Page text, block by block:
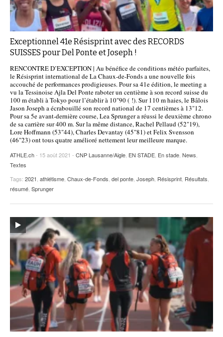
Exceptionnel 41e Résisprint avec des RECORDS
SUISSES pour Del Ponte et Joseph !
RENCONTRE D’EXCEPTION | Au bénéfice de conditions météo parfaites,
le Résisprint international de La Chaux-de-Fonds a une nouvelle fois
accouché de performances prodigieuses. Pour sa 41e édition, le meeting a
vu la Tessinoise Ajla Del Ponte raboter un centième à son record suisse du
100 m établi à Tokyo pour l’établir à 10"90 ( !). Sur 110 m haies, le Bâlois
Jason Joseph a écrabouillé son record national de 17 centièmes à 13"12.
Pour sa 5e avant-dernière course, Lea Sprunger a réussi le deuxième chrono
de sa carrière sur 400 m. Sur la même distance, Rachel Pellaud (52"19),
Lore Hoffmann (53"44), Charles Devantay (45"81) et Felix Svensson
(46"23) ont tous quatre amélioré nettement leur meilleure marque.
ATHLE.ch- 15 août 2021 - CNP Lausanne/Aigle EN STADE En stade News
Textes
Tags: 2021 athlétisme Chaux-de-Fonds del ponte Joseph Résisprint Résultats
résumé Sprunger